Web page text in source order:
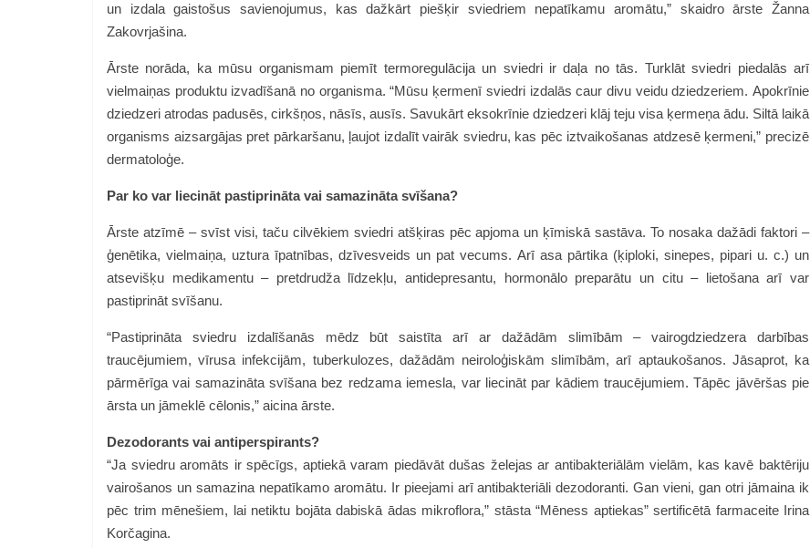
un izdala gaistošus savienojumus, kas dažkārt piešķir sviedriem nepatīkamu aromātu,” skaidro ārste Žanna
Zakovrjašina.
Ārste norāda, ka mūsu organismam piemīt termoregulācija un sviedri ir daļa no tās. Turklāt sviedri piedalās arī
vielmaiņas produktu izvadīšanā no organisma. “Mūsu ķermenī sviedri izdalās caur divu veidu dziedzeriem. Apokrīnie
dziedzeri atrodas padusēs, cirkšņos, nāsīs, ausīs. Savukārt eksokrīnie dziedzeri klāj teju visa ķermeņa ādu. Siltā laikā
organisms aizsargājas pret pārkaršanu, ļaujot izdalīt vairāk sviedru, kas pēc iztvaikošanas atdzesē ķermeni,” precizē
dermatoloģe.
Par ko var liecināt pastiprināta vai samazināta svīšana?
Ārste atzīmē – svīst visi, taču cilvēkiem sviedri atšķiras pēc apjoma un ķīmiskā sastāva. To nosaka dažādi faktori –
ģenētika, vielmaiņa, uztura īpatnības, dzīvesveids un pat vecums. Arī asa pārtika (ķiploki, sinepes, pipari u. c.) un
atsevišķu medikamentu – pretdrudža līdzekļu, antidepresantu, hormonālo preparātu un citu – lietošana arī var
pastiprināt svīšanu.
“Pastiprināta sviedru izdalīšanās mēdz būt saistīta arī ar dažādām slimībām – vairogdziedzera darbības
traucējumiem, vīrusa infekcijām, tuberkulozes, dažādām neiroloģiskām slimībām, arī aptaukošanos. Jāsaprot, ka
pārmērīga vai samazināta svīšana bez redzama iemesla, var liecināt par kādiem traucējumiem. Tāpēc jāvēršas pie
ārsta un jāmeklē cēlonis,” aicina ārste.
Dezodorants vai antiperspirants?
“Ja sviedru aromāts ir spēcīgs, aptiekā varam piedāvāt dušas želejas ar antibakteriālām vielām, kas kavē baktēriju
vairošanos un samazina nepatīkamo aromātu. Ir pieejami arī antibakteriāli dezodoranti. Gan vieni, gan otri jāmaina ik
pēc trim mēnešiem, lai netiktu bojāta dabiskā ādas mikroflora,” stāsta “Mēness aptiekas” sertificētā farmaceite Irina
Korčagina.